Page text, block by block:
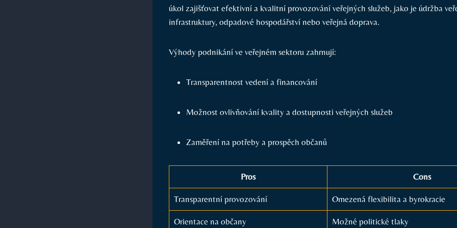
úkol zajišťovat efektivní a kvalitní provozování veřejných služeb, jako je údržba
infrastruktury, odpadové hospodářství nebo veřejná doprava.
Výhody podnikání ve veřejném sektoru zahrnují:
Transparentnost vedení a financování
Možnost ovlivňování kvality a dostupnosti veřejných služeb
Zaměření na potřeby a prospěch občanů
Pros Cons
Transparentní provozování Omezená flexibilita a byrokracie
Orientace na občany Možné politické tlaky